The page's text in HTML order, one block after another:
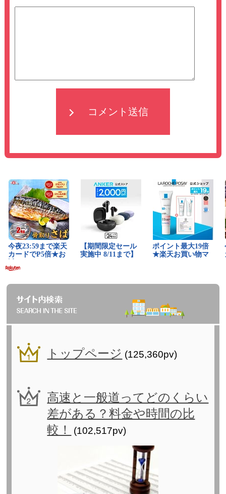
コメント送信
トップページ (125,360pv)
高速と一般道ってどのくらい
差がある？料金や時間の比
較！
(102,517pv)